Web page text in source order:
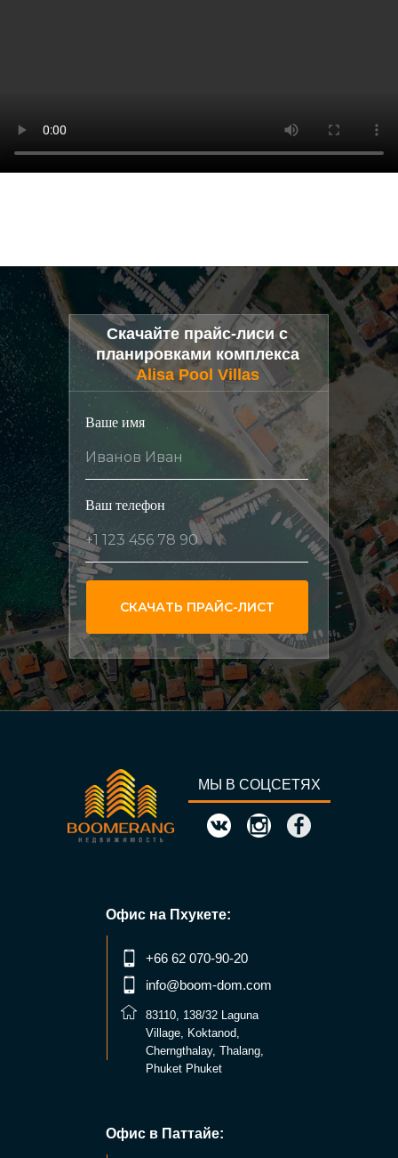
Ваше имя
Иванов Иван
Ваш телефон
+1 123 456 78 90
СКАЧАТЬ ПРАЙС-ЛИСТ
Скачайте прайс-лиси с
планировками комплекса
Alisa Pool Villas
МЫ В СОЦСЕТЯХ
Офис в Паттайе:
+66 62 070-90-20
83110, 138/32 Laguna
Village, Koktanod,
Cherngthalay, Thalang,
Phuket Phuket
Офис на Пхукете:
info@boom-dom.com